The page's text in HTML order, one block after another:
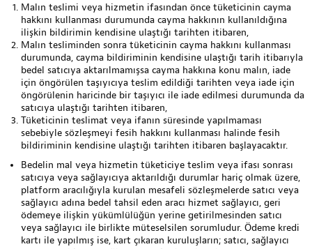
Malın teslimi veya hizmetin ifasından önce tüketicinin cayma
hakkını kullanması durumunda cayma hakkının kullanıldığına
ilişkin bildirimin kendisine ulaştığı tarihten itibaren,
Malın tesliminden sonra tüketicinin cayma hakkını kullanması
durumunda, cayma bildiriminin kendisine ulaştığı tarih itibarıyla
bedel satıcıya aktarılmamışsa cayma hakkına konu malın, iade
için öngörülen taşıyıcıya teslim edildiği tarihten veya iade için
öngörülenin haricinde bir taşıyıcı ile iade edilmesi durumunda da
satıcıya ulaştığı tarihten itibaren,
Tüketicinin teslimat veya ifanın süresinde yapılmaması
sebebiyle sözleşmeyi fesih hakkını kullanması halinde fesih
bildiriminin kendisine ulaştığı tarihten itibaren başlayacaktır.
Bedelin mal veya hizmetin tüketiciye teslim veya ifası sonrası
satıcıya veya sağlayıcıya aktarıldığı durumlar hariç olmak üzere,
platform aracılığıyla kurulan mesafeli sözleşmelerde satıcı veya
sağlayıcı adına bedel tahsil eden aracı hizmet sağlayıcı, geri
ödemeye ilişkin yükümlülüğün yerine getirilmesinden satıcı
veya sağlayıcı ile birlikte müteselsilen sorumludur. Ödeme kredi
kartı ile yapılmış ise, kart çıkaran kuruluşların; satıcı, sağlayıcı